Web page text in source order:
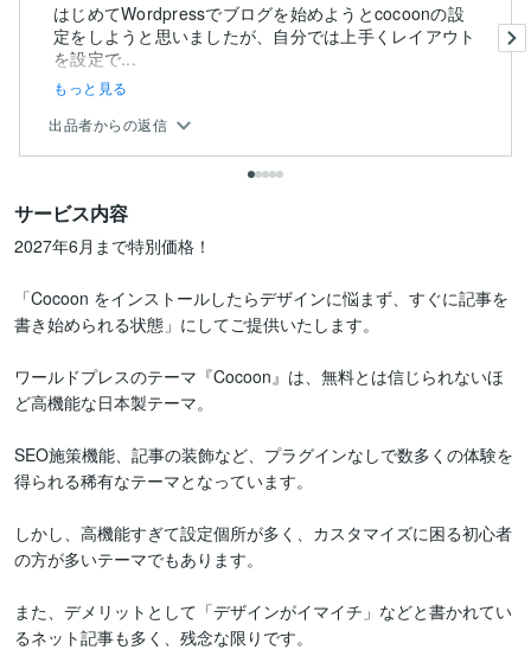
はじめてWordpressでブログを始めようとcocoonの設
定をしようと思いましたが、自分では上手くレイアウト
を設定で...
もっと見る
出品者からの返信
サービス内容
2027年6月まで特別価格！
「Cocoon をインストールしたらデザインに悩まず、すぐに記事を
書き始められる状態」にしてご提供いたします。
ワールドプレスのテーマ『Cocoon』は、無料とは信じられないほ
ど高機能な日本製テーマ。
SEO施策機能、記事の装飾など、プラグインなしで数多くの体験を
得られる稀有なテーマとなっています。
しかし、高機能すぎて設定個所が多く、カスタマイズに困る初心者
の方が多いテーマでもあります。
また、デメリットとして「デザインがイマイチ」などと書かれてい
るネット記事も多く、残念な限りです。